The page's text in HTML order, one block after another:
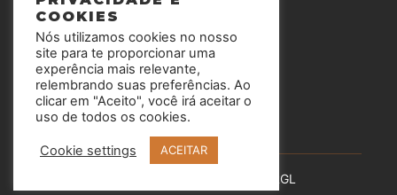
SIGA-NOS
Todos os direitos reservados RGL
COOKIES
Nós utilizamos cookies no nosso
site para te proporcionar uma
experência mais relevante,
relembrando suas preferências. Ao
clicar em "Aceito", você irá aceitar o
uso de todos os cookies.
Cookie settings ACEITAR